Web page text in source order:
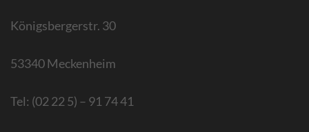
Königsbergerstr. 30
53340 Meckenheim
Tel: (02 22 5) – 91 74 41